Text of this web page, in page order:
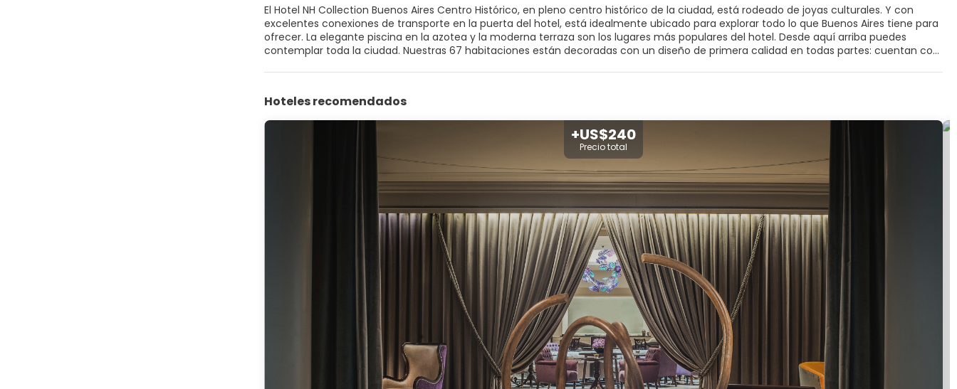
El Hotel NH Collection Buenos Aires Centro Histórico, en pleno centro histórico de la ciudad, está rodeado de joyas culturales. Y con
excelentes conexiones de transporte en la puerta del hotel, está idealmente ubicado para explorar todo lo que Buenos Aires tiene para
ofrecer. La elegante piscina en la azotea y la moderna terraza son los lugares más populares del hotel. Desde aquí arriba puedes
contemplar toda la ciudad. Nuestras 67 habitaciones están decoradas con un diseño de primera calidad en todas partes: cuentan con
Prepárate para probar los bistecs más sabrosos del mundo, nuestro país es famoso por ellos. La sala de desayunos recibe mucha luz
natural y sirve deliciosas opciones calientes como salchichas y huevos. ¡Muchos huéspedes vuelven solo por nuestra bollería casera!
También tenemos un gimnasio abierto las 24 horas, gratuito para los huéspedes del hotel.
Hoteles recomendados
+US$240
Precio total